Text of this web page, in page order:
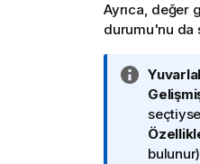
Ayrıca, değer
durumu'nu da
B
i
l
g
i